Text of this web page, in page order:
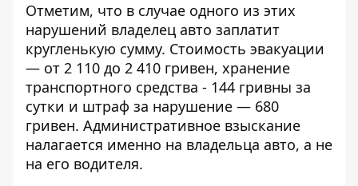
Отметим, что в случае одного из этих
нарушений владелец авто заплатит
кругленькую сумму. Стоимость эвакуации
— от 2 110 до 2 410 гривен, хранение
транспортного средства - 144 гривны за
сутки и штраф за нарушение — 680
гривен. Административное взыскание
налагается именно на владельца авто, а не
на его водителя.